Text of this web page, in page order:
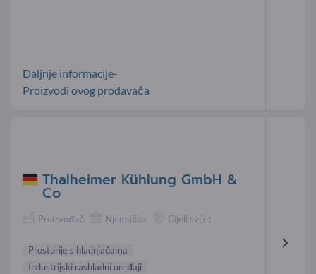
Daljnje informacije-
Proizvodi ovog prodavača
Thalheimer Kühlung GmbH &
Co
Proizvođač Njemačka Cijeli svijet
Prostorije s hladnjačama
Industrijski rashladni uređaji